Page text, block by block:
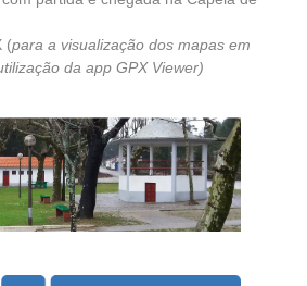
(para a visualização dos mapas em
da app GPX Viewer)